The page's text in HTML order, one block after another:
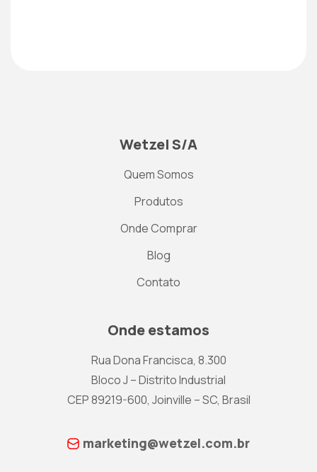
Wetzel S/A
Quem Somos
Produtos
Onde Comprar
Blog
Contato
Onde estamos
Rua Dona Francisca, 8.300
Bloco J – Distrito Industrial
CEP 89219-600, Joinville – SC, Brasil
marketing@wetzel.com.br